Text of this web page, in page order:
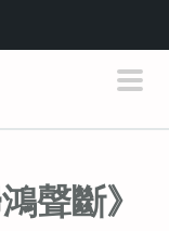
聲斷》